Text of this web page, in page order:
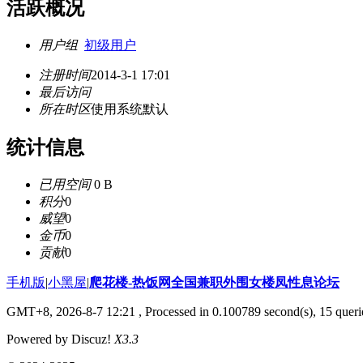
活跃概况
用户组 初级用户
注册时间2014-3-1 17:01
最后访问
所在时区使用系统默认
统计信息
已用空间0 B
积分0
威望0
金币0
贡献0
手机版|小黑屋|爬花楼-热饭网全国兼职外围女楼凤性息论坛
GMT+8, 2026-8-7 12:21 , Processed in 0.100789 second(s), 15
Powered by Discuz! X3.3